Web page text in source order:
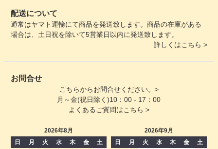
配送について
通常はヤマト運輸にて商品を発送致します。商品の在庫がある
場合は、土日祝を除いて5営業日以内に発送致します。
詳しくはこちら >
お問合せ
こちらからお問合せください。>
月～金(祝日除く)10：00 - 17：00
よくあるご質問はこちら >
2026年8月
日
月 火 水 木 金
土
2026年9月
日
月 火 水 木 金
土